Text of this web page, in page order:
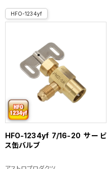
HFO-1234yf
HFO-1234yf 7/16-20 サービ
ス缶バルブ